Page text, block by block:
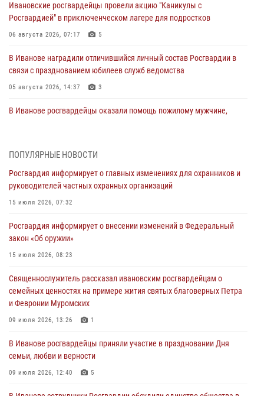
Ивановские росгвардейцы провели акцию "Каникулы с
Росгвардией" в приключенческом лагере для подростков
06 августа 2026, 07:17 5
В Иванове наградили отличившийся личный состав Росгвардии в
связи с празднованием юбилеев служб ведомства
05 августа 2026, 14:37 3
В Иванове росгвардейцы оказали помощь пожилому мужчине,
торжественных мероприятиях, посвященных празднованию Дня
Воздушно-десантных войск
02 августа 2026, 11:46
Мероприятия в рамках акции «Каникулы с Росгвардией»
продолжаются в Ивановской области
31 июля 2026, 11:08
В Ивановской области при содействии Росгвардии задержаны
подозреваемые в серии автомобильных краж
30 июля 2026, 12:41
празднования Дня Крещения Руси
ПОПУЛЯРНЫЕ НОВОСТИ
Росгвардия информирует о главных изменениях для охранников и
руководителей частных охранных организаций
15 июля 2026, 07:32
Росгвардия информирует о внесении изменений в Федеральный
закон «Об оружии»
15 июля 2026, 08:23
Священнослужитель рассказал ивановским росгвардейцам о
семейных ценностях на примере жития святых благоверных Петра
и Февронии Муромских
09 июля 2026, 13:26 1
В Иванове росгвардейцы приняли участие в праздновании Дня
семьи, любви и верности
09 июля 2026, 12:40 5